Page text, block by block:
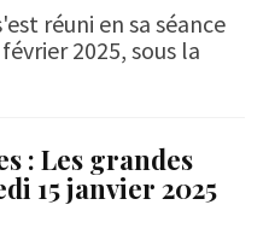
réuni en sa séance
2025, sous la
: Les grandes
15 janvier 2025